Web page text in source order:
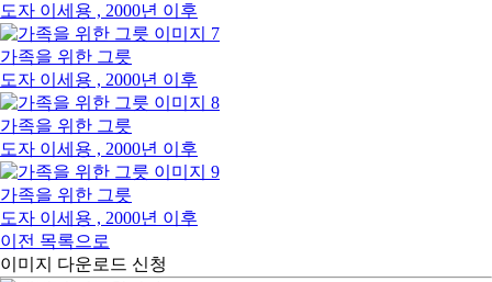
도자 이세용 , 2000년 이후
가족을 위한 그릇
도자 이세용 , 2000년 이후
가족을 위한 그릇
도자 이세용 , 2000년 이후
가족을 위한 그릇
도자 이세용 , 2000년 이후
이전 목록으로
이미지 다운로드 신청